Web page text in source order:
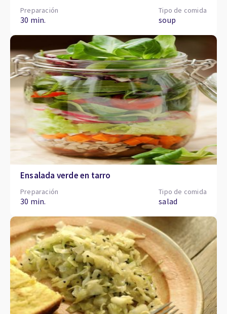
Preparación
30 min.
Tipo de comida
soup
Ensalada verde en tarro
Preparación
30 min.
Tipo de comida
salad